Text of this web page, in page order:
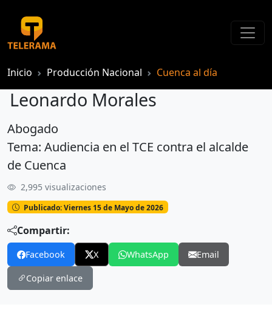
Inicio Producción Nacional Cuenca al día
Leonardo Morales
Leonardo Morales
Abogado
Tema: Audiencia en el TCE contra el alcalde
de Cuenca
2,995 visualizaciones
Publicado: Viernes 15 de Mayo de 2026
Compartir:
Facebook X WhatsApp Email
Copiar enlace